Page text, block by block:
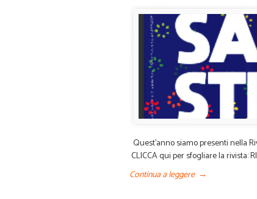
Quest’anno siamo presenti nella
CLICCA qui per sfogliare la rivista:
Continua a leggere →